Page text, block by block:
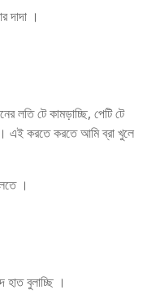
দাদা ।
লতি টে কামড়াচ্ছি, পেটি টে
এই করতে করতে আমি ব্রা খুলে
।
হাত বুলাচ্ছি ।